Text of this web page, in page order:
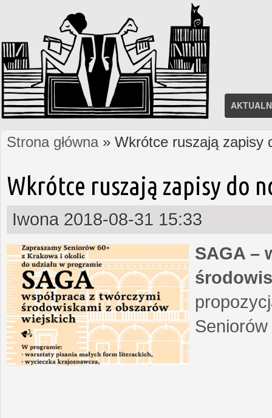
Jesteś tutaj
Strona główna» Wkrótce ruszają zapisy
Wkrótce ruszają zapisy do
Iwona 2018-08-31 15:33
SAGA –